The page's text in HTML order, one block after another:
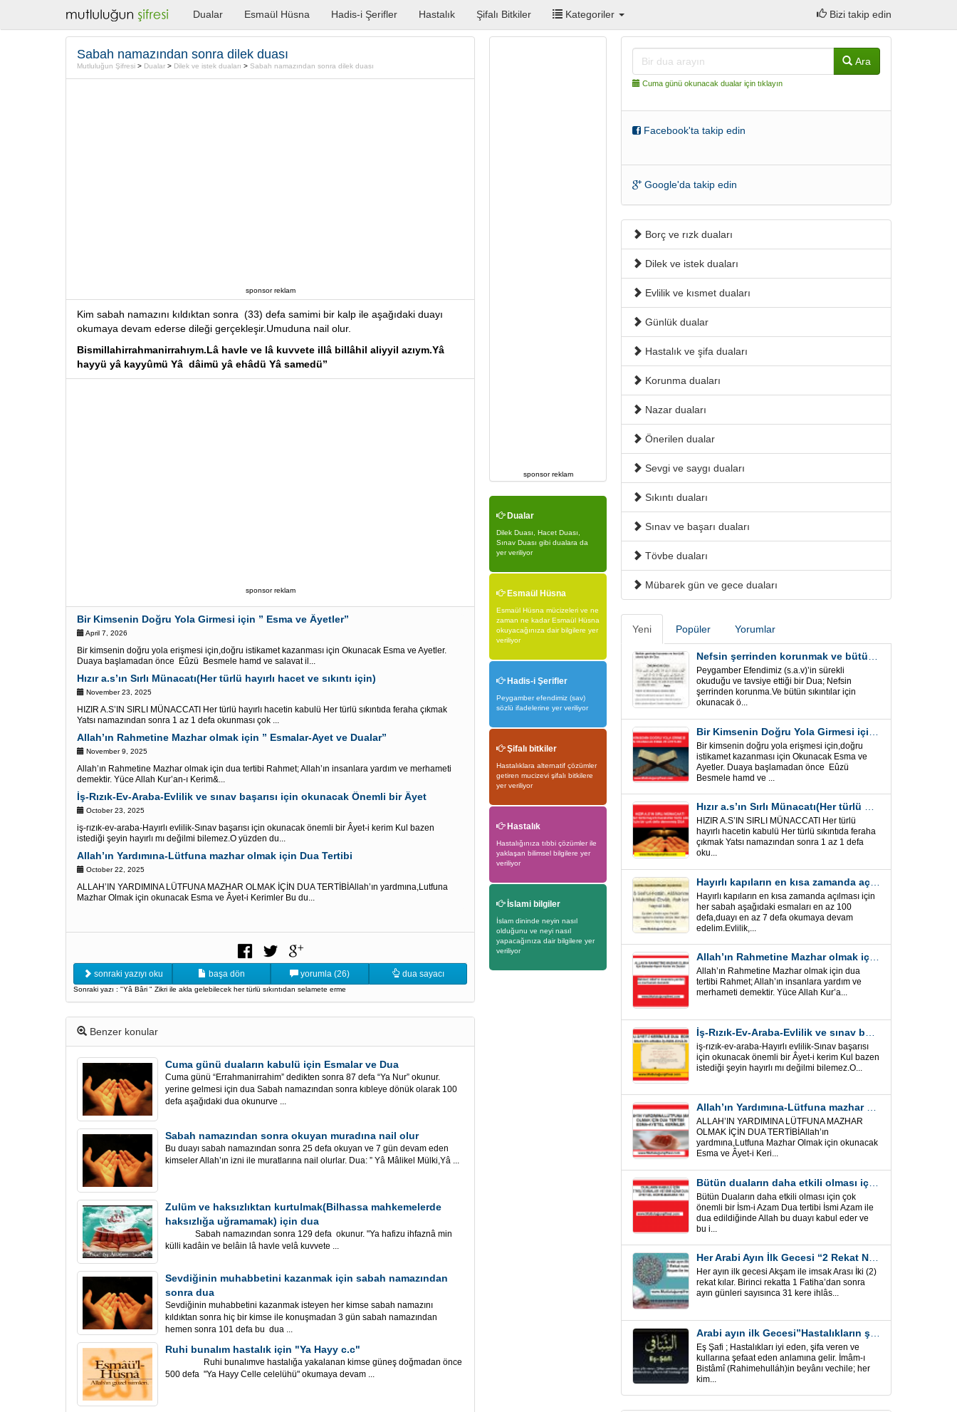
Dualar Esmaül Hüsna Hadis-i Şerifler Hastalık Şifalı Bitkiler Kategoriler Bizi takip edin
Sabah namazından sonra dilek duası
Mutluluğun Şifresi > Dualar > Dilek ve istek duaları > Sabah namazından sonra dilek duası
sponsor reklam
Kim sabah namazını kıldıktan sonra (33) defa samimi bir kalp ile aşağıdaki duayı
okumaya devam ederse dileği gerçekleşir.Umuduna nail olur.
Bismillahirrahmanirrahıym.Lâ havle ve lâ kuvvete illâ billâhil aliyyil azıym.Yâ
hayyü yâ kayyûmü Yâ dâimü yâ ehâdü Yâ samedü”
sponsor reklam
Bir Kimsenin Doğru Yola Girmesi için ” Esma ve Âyetler”
April 7, 2026
Bir kimsenin doğru yola erişmesi için,doğru istikamet kazanması için Okunacak Esma ve Ayetler.
Duaya başlamadan önce Eûzü Besmele hamd ve salavat il...
Hızır a.s’ın Sırlı Münacatı(Her türlü hayırlı hacet ve sıkıntı için)
November 23, 2025
HIZIR A.S’IN SIRLI MÜNACCATI Her türlü hayırlı hacetin kabulü Her türlü sıkıntıda feraha çıkmak
Yatsı namazından sonra 1 az 1 defa okunması çok ...
Allah’ın Rahmetine Mazhar olmak için ” Esmalar-Ayet ve Dualar”
November 9, 2025
Allah’ın Rahmetine Mazhar olmak için dua tertibi Rahmet; Allah’ın insanlara yardım ve merhameti
demektir. Yüce Allah Kur’an-ı Kerim&...
İş-Rızık-Ev-Araba-Evlilik ve sınav başarısı için okunacak Önemli bir Âyet
October 23, 2025
iş-rızık-ev-araba-Hayırlı evlilik-Sınav başarısı için okunacak önemli bir Âyet-i kerim Kul bazen
istediği şeyin hayırlı mı değilmi bilemez.O yüzden du...
Allah’ın Yardımına-Lütfuna mazhar olmak için Dua Tertibi
October 22, 2025
ALLAH’IN YARDIMINA LÜTFUNA MAZHAR OLMAK İÇİN DUA TERTİBİAllah’ın yardmına,Lutfuna
Mazhar Olmak için okunacak Esma ve Âyet-i Kerimler Bu du...
sonraki yazıyı oku başa dön yorumla (26) dua sayacı
Sonraki yazı : "Yâ Bâri " Zikri ile akla gelebilecek her türlü sıkıntıdan selamete erme
Benzer konular
Cuma günü duaların kabulü için Esmalar ve Dua
Cuma günü “Errahmanirrahim” dedikten sonra 87 defa “Ya Nur” okunur.
yerine gelmesi için dua Sabah namazından sonra kıbleye dönük olarak 100
defa aşağıdaki dua okunurve ...
Sabah namazından sonra okuyan muradına nail olur
Bu duayı sabah namazından sonra 25 defa okuyan ve 7 gün devam eden
kimseler Allah’ın izni ile muratlarına nail olurlar. Dua: ” Yâ Mâlikel Mülki,Yâ ...
Zulüm ve haksızlıktan kurtulmak(Bilhassa mahkemelerde
haksızlığa uğramamak) için dua
Sabah namazından sonra 129 defa okunur. "Ya hafizu ihfaznâ min
külli kadâin ve belâin lâ havle velâ kuvvete ...
Sevdiğinin muhabbetini kazanmak için sabah namazından
sonra dua
Sevdiğinin muhabbetini kazanmak isteyen her kimse sabah namazını
kıldıktan sonra hiç bir kimse ile konuşmadan 3 gün sabah namazından
hemen sonra 101 defa bu dua ...
Ruhi bunalım hastalık için "Ya Hayy c.c"
Ruhi bunalımve hastalığa yakalanan kimse güneş doğmadan önce
500 defa "Ya Hayy Celle celelühü" okumaya devam ...
sponsor reklam
Dualar
Dilek Duası, Hacet Duası,
Sınav Duası gibi dualara da
yer veriliyor
Esmaül Hüsna
Esmaül Hüsna mücizeleri ve ne
zaman ne kadar Esmaül Hüsna
okuyacağınıza dair bilgilere yer
veriliyor
Hadis-i Şerifler
Peygamber efendimiz (sav)
sözlü ifadelerine yer veriliyor
Şifalı bitkiler
Hastalıklara alternatif çözümler
getiren mucizevi şifalı bitkilere
yer veriliyor
Hastalık
Hastalığınıza tıbbi çözümler ile
yaklaşan bilimsel bilgilere yer
veriliyor
İslami bilgiler
İslam dininde neyin nasıl
olduğunu ve neyi nasıl
yapacağınıza dair bilgilere yer
veriliyor
Ara
Cuma günü okunacak dualar için tıklayın
Facebook'ta takip edin
Google'da takip edin
Borç ve rızk duaları
Dilek ve istek duaları
Evlilik ve kısmet duaları
Günlük dualar
Hastalık ve şifa duaları
Korunma duaları
Nazar duaları
Önerilen dualar
Sevgi ve saygı duaları
Sıkıntı duaları
Sınav ve başarı duaları
Tövbe duaları
Mübarek gün ve gece duaları
Yeni Popüler Yorumlar
Peygamber Efendimiz (s.a.v)’in sürekli
okuduğu ve tavsiye ettiği bir Dua; Nefsin
şerrinden korunma.Ve bütün sıkıntılar için
okunacak ö...
Bir kimsenin doğru yola erişmesi için,doğru
istikamet kazanması için Okunacak Esma ve
Ayetler. Duaya başlamadan önce Eûzü
Besmele hamd ve ...
HIZIR A.S’IN SIRLI MÜNACCATI Her türlü
hayırlı hacetin kabulü Her türlü sıkıntıda feraha
çıkmak Yatsı namazından sonra 1 az 1 defa
oku...
Hayırlı kapıların en kısa zamanda açılması için Esmalar ve Dua
Hayırlı kapıların en kısa zamanda açılması için
her sabah aşağıdaki esmaları en az 100
defa,duayı en az 7 defa okumaya devam
edelim.Evlilik,...
Allah’ın Rahmetine Mazhar olmak için ” Esmalar-Ayet ve Dualar”
Allah’ın Rahmetine Mazhar olmak için dua
tertibi Rahmet; Allah’ın insanlara yardım ve
merhameti demektir. Yüce Allah Kur’a...
iş-rızık-ev-araba-Hayırlı evlilik-Sınav başarısı
için okunacak önemli bir Âyet-i kerim Kul bazen
istediği şeyin hayırlı mı değilmi bilemez.O...
ALLAH’IN YARDIMINA LÜTFUNA MAZHAR
OLMAK İÇİN DUA TERTİBİAllah’ın
yardmına,Lutfuna Mazhar Olmak için okunacak
Esma ve Âyet-i Keri...
Bütün duaların daha etkili olması için önemli bir İsm-i Azam Dua Tertibi
Bütün Duaların daha etkili olması için çok
önemli bir İsm-i Azam Dua tertibi İsmi Azam ile
dua edildiğinde Allah bu duayı kabul eder ve
bu i...
Her Arabi Ayın İlk Gecesi “2 Rekat Namaz” O Ay tüm belalardan kurtuluş
Her ayın ilk gecesi Akşam ile imsak Arası İki (2)
rekat kılar. Birinci rekatta 1 Fatiha’dan sonra
ayın günleri sayısınca 31 kere ihlâs...
Arabi ayın ilk Gecesi”Hastalıkların şifa için” Eş-Şafi
Eş Şafi ; Hastalıkları iyi eden, şifa veren ve
kullarına şefaat eden anlamına gelir. İmâm-ı
Bistâmî (Rahimehulláh)in beyânı vechile; her
kim...